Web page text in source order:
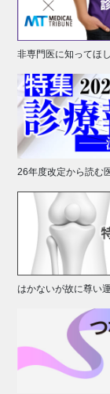
非専門医に知ってほ
26年度改定から読む
はかないが故に尊い